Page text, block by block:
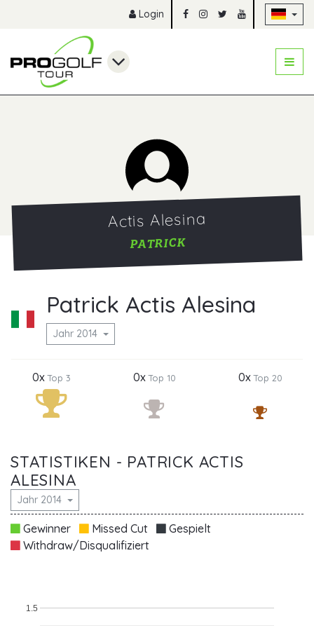
Login
Actis Alesina
PATRICK
Patrick Actis Alesina
Jahr 2014
0xTop 3 0xTop 10 0xTop 20
STATISTIKEN - PATRICK ACTIS
ALESINA
Jahr 2014
Gewinner Missed Cut
Gespielt
Withdraw/Disqualifiziert
1.5